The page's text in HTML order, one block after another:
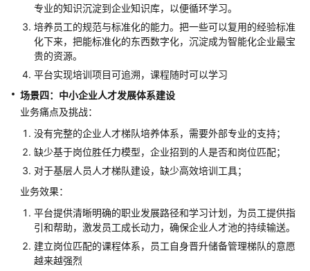
培
决
方
案
践
方
案
述
资
源
专业的知识沉淀到企业知识库，以便循环学习。
培养员工的规范与标准化的能力。把一些可以复用的经验标准
化下来，把能标准化的东西数字化，沉淀成为智能化企业最宝
贵的资源。
平台实现培训项目可追溯，课程随时可以学习
场景四：中小企业人才发展体系建设
业务痛点及挑战：
没有完整的企业人才梯队培养体系，需要外部专业的支持；
缺少基于岗位胜任力模型，企业招到的人是否和岗位匹配；
对于基层人员人才梯队建设，缺少高效培训工具；
业务效果：
平台提供清晰明确的职业发展路径和学习计划，为员工提供指
引和帮助，激发员工成长动力，确保企业人才池的持续输送。
建立岗位匹配的课程体系，员工自身晋升储备管理梯队的意愿
越来越强烈